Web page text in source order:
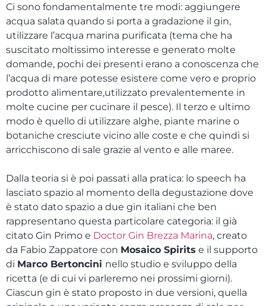
Ci sono fondamentalmente tre modi: aggiungere
acqua salata quando si porta a gradazione il gin,
utilizzare l’acqua marina purificata (tema che ha
suscitato moltissimo interesse e generato molte
domande, pochi dei presenti erano a conoscenza che
l’acqua di mare potesse esistere come vero e proprio
prodotto alimentare,utilizzato prevalentemente in
molte cucine per cucinare il pesce). Il terzo e ultimo
modo è quello di utilizzare alghe, piante marine o
botaniche cresciute vicino alle coste e che quindi si
arricchiscono di sale grazie al vento e alle maree.
Dalla teoria si è poi passati alla pratica: lo speech ha
lasciato spazio al momento della degustazione dove
è stato dato spazio a due gin italiani che ben
rappresentano questa particolare categoria: il già
citato Gin Primo e Doctor Gin Brezza Marina, creato
da Fabio Zappatore con Mosaico Spirits e il supporto
di Marco Bertoncini nello studio e sviluppo della
ricetta (e di cui vi parleremo nei prossimi giorni).
Ciascun gin è stato proposto in due versioni, quella